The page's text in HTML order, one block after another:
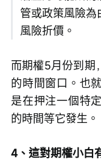
管或政策風險
風險折價。
而期權5月份到期
的時間窗口。也
是在押注一個特
的時間等它發生。
4、這對期權小白